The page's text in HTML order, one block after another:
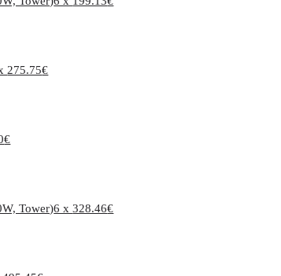
275.75€
€
Tower)6 x328.46€